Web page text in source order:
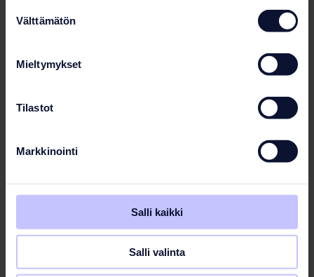
valinta
Välttämätön
Mieltymykset
Tilastot
Markkinointi
Salli kaikki
Salli valinta